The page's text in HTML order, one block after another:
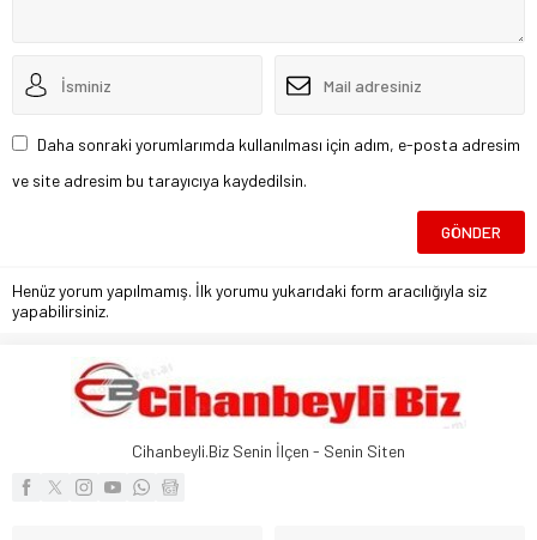
Daha sonraki yorumlarımda kullanılması için adım, e-posta adresim
ve site adresim bu tarayıcıya kaydedilsin.
Henüz yorum yapılmamış. İlk yorumu yukarıdaki form aracılığıyla siz
yapabilirsiniz.
Cihanbeyli.Biz Senin İlçen - Senin Siten